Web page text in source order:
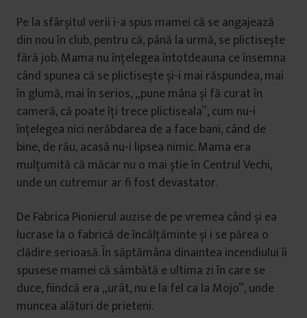
Pe la sfârșitul verii i-a spus mamei că se angajează
din nou în club, pentru că, până la urmă, se plictisește
fără job. Mama nu înțelegea întotdeauna ce însemna
când spunea că se plictisește și-i mai răspundea, mai
în glumă, mai în serios, „pune mâna și fă curat în
cameră, că poate îți trece plictiseala”, cum nu-i
înțelegea nici nerăbdarea de a face bani, când de
bine, de rău, acasă nu-i lipsea nimic. Mama era
mulțumită că măcar nu o mai știe în Centrul Vechi,
unde un cutremur ar fi fost devastator.
De Fabrica Pionierul auzise de pe vremea când și ea
lucrase la o fabrică de încălțăminte și i se părea o
clădire serioasă. În săptămâna dinaintea incendiului îi
spusese mamei că sâmbătă e ultima zi în care se
duce, fiindcă era „urât, nu e la fel ca la Mojo”, unde
muncea alături de prieteni.